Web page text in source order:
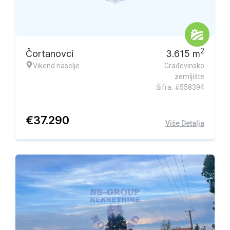
Čortanovci
Vikend naselje
3.615 m2
Građevinsko
zemljište
Šifra: #558394
€37.290 Više Detalja